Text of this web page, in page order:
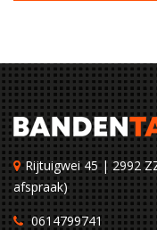
Rijtuigwei 45 | 2992
afspraak)
0614799741